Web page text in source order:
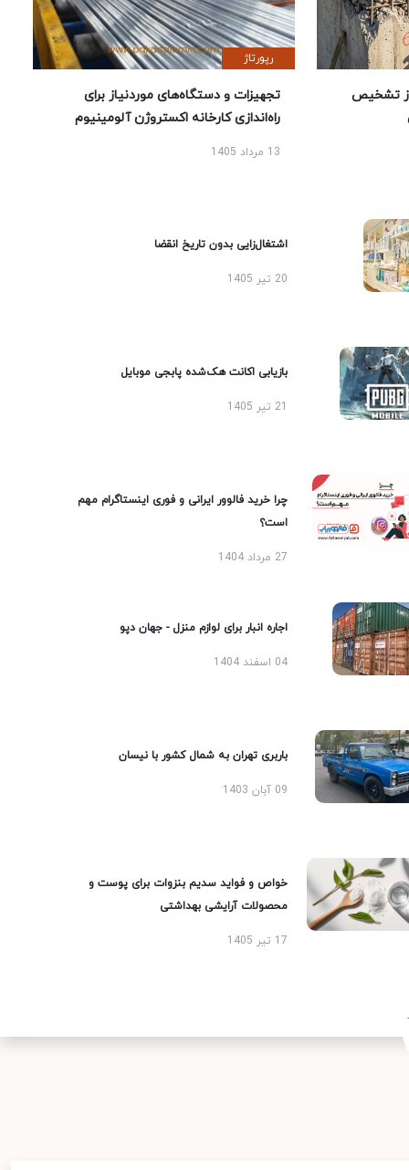
تشخیص
رپورتاژ
تجهیزات و دستگاه‌های موردنیاز برای
راه‌اندازی کارخانه اکستروژن آلومینیوم
13 مرداد 1405
اشتغال‌زایی بدون تاریخ انقضا
20 تیر 1405
بازیابی اکانت هک‌شده پابجی موبایل
چرا خرید فالوور ایرانی و فوری اینستاگرام مهم
است؟
27 مرداد 1404
اجاره انبار برای لوازم منزل - جهان دپو
04 اسفند 1404
باربری تهران به شمال کشور با نیسان
09 آبان 1403
خواص و فواید سدیم بنزوات برای پوست و
محصولات آرایشی بهداشتی
17 تیر 1405